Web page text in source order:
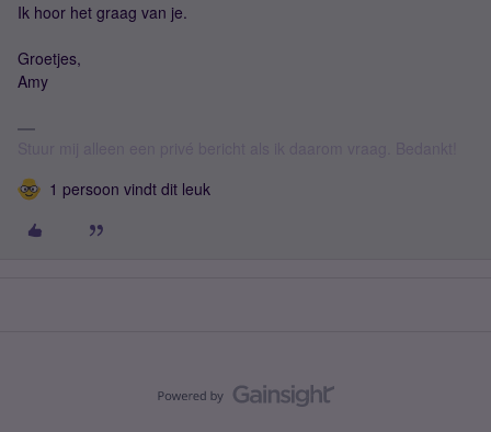
Ik hoor het graag van je.
Groetjes,
Amy
1 persoon vindt dit leuk